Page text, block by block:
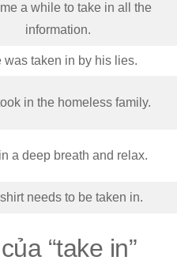
me a while to take in all the
information.
was taken in by his lies.
in the homeless family.
a deep breath and relax.
needs to be taken in.
“take in”